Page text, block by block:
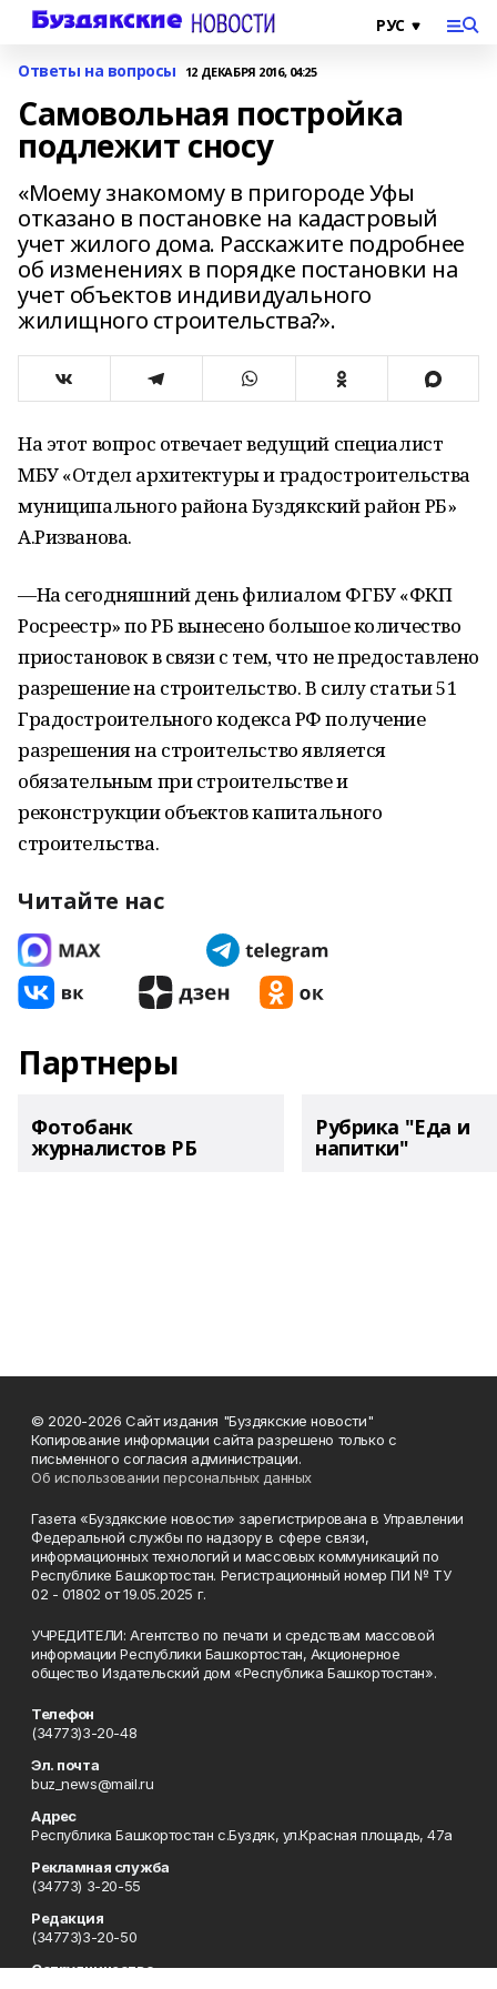
Ответы на вопросы 12 ДЕКАБРЯ 2016, 04:25
Самовольная постройка
подлежит сносу
«Моему знакомому в пригороде Уфы
отказано в постановке на кадастровый
учет жилого дома. Расскажите подробнее
об изменениях в порядке постановки на
учет объектов индивидуального
жилищного строительства?».
На этот вопрос отвечает ведущий специалист
МБУ «Отдел архитектуры и градостроительства
муниципального района Буздякский район РБ»
А.Ризванова.
—На сегодняшний день филиалом ФГБУ «ФКП
Росреестр» по РБ вынесено большое количество
приостановок в связи с тем, что не предоставлено
разрешение на строительство. В силу статьи 51
Градостроительного кодекса РФ получение
разрешения на строительство является
обязательным при строительстве и
реконструкции объектов капитального
строительства.
Читайте нас
Партнеры
Фотобанк
журналистов РБ
Рубрика "Еда и
напитки"
© 2020-2026 Сайт издания "Буздякские новости"
Копирование информации сайта разрешено только с
письменного согласия администрации.
Об использовании персональных данных
Газета «Буздякские новости» зарегистрирована в Управлении
Федеральной службы по надзору в сфере связи,
информационных технологий и массовых коммуникаций по
Республике Башкортостан. Регистрационный номер ПИ № ТУ
02 - 01802 от 19.05.2025 г.
УЧРЕДИТЕЛИ: Агентство по печати и средствам массовой
информации Республики Башкортостан, Акционерное
общество Издательский дом «Республика Башкортостан».
Телефон
(34773)3-20-48
Эл. почта
buz_news@mail.ru
Адрес
Республика Башкортостан с.Буздяк, ул.Красная площадь, 47а
Рекламная служба
(34773) 3-20-55
Редакция
(34773)3-20-50
Сотрудничество